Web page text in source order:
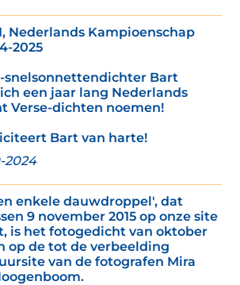
Nederlands Kampioenschap
2025
snelsonnettendichter Bart
een jaar lang Nederlands
Verse-dichten noemen!
Bart van harte!
2024
enkele dauwdroppel', dat
9 november 2015 op onze site
is het fotogedicht van oktober
op de tot de verbeelding
van de fotografen Mira